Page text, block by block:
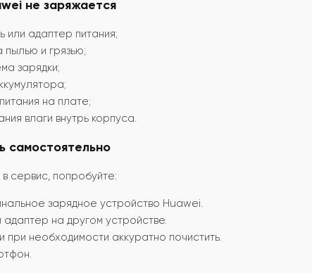
не заряжается
или адаптер питания;
и грязью;
зарядки;
на плате;
влаги внутрь корпуса.
самостоятельно
сервис, попробуйте:
зарядное устройство Huawei.
на другом устройстве.
при необходимости аккуратно почистить.